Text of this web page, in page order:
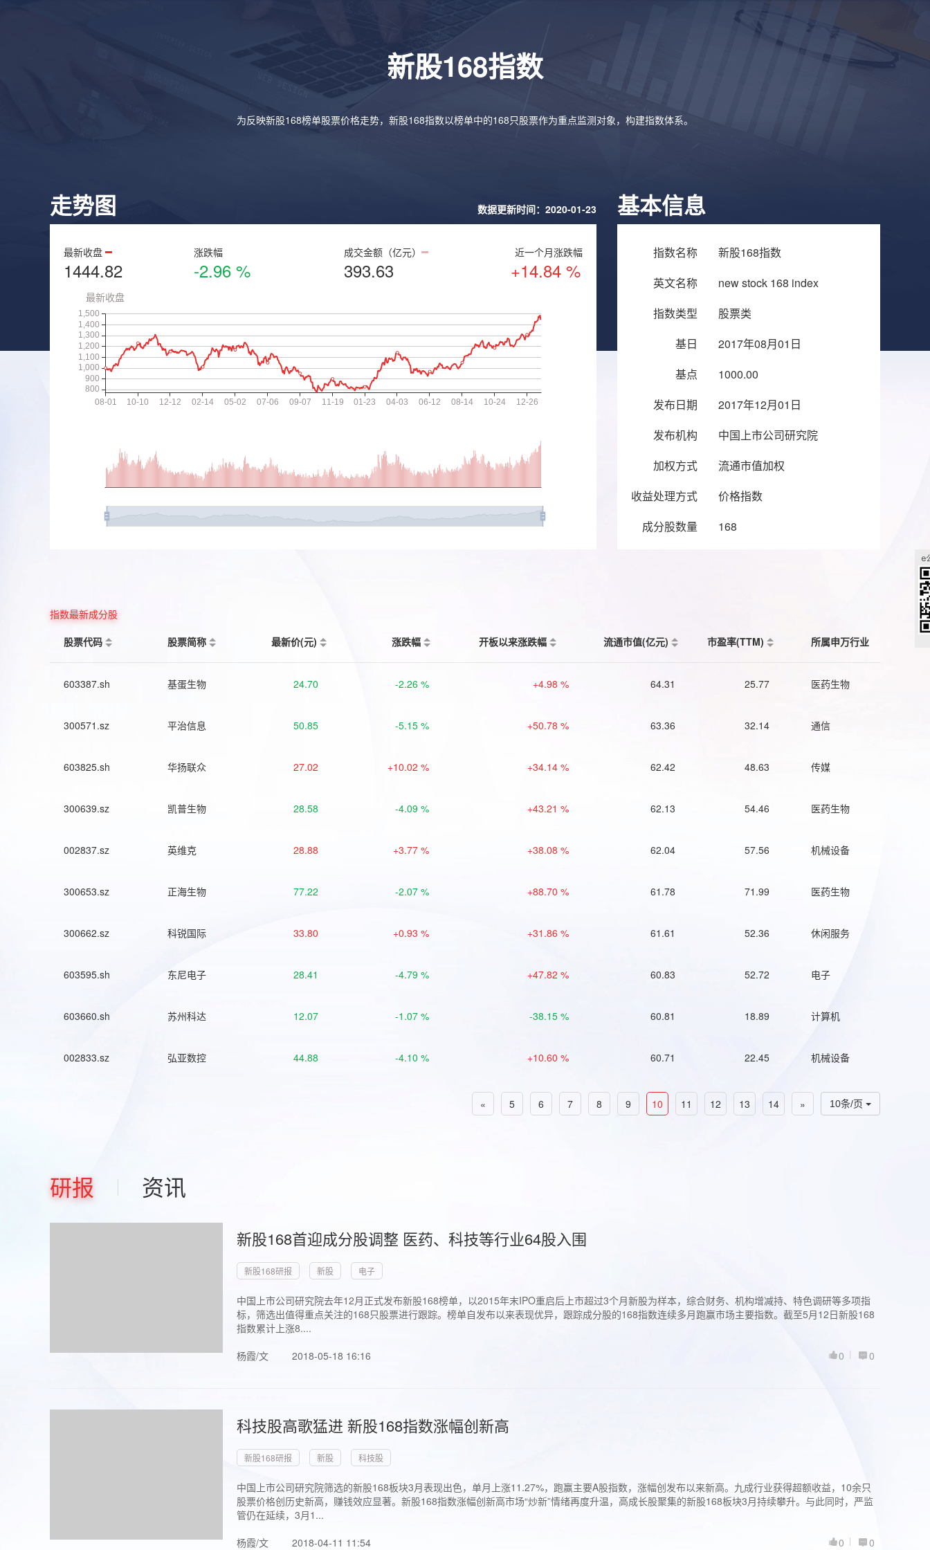
新股168指数
为反映新股168榜单股票价格走势，新股168指数以榜单中的168只股票作为重点监测对象，构建指数体系。
走势图 数据更新时间：2020-01-23
最新收盘
1444.82
涨跌幅
-2.96 %
成交金额（亿元）
393.63
近一个月涨跌幅
+14.84 %
基本信息
指数名称
新股168指数
英文名称
new stock 168 index
指数类型
股票类
基日
2017年08月01日
基点
1000.00
发布日期
2017年12月01日
发布机构
中国上市公司研究院
加权方式
流通市值加权
收益处理方式
价格指数
成分股数量
168
指数最新成分股
股票代码
股票简称 最新价(元) 涨跌幅 开板以来涨跌幅 流通市值(亿元) 市盈率(TTM) 所属申万行业
603387.sh 基蛋生物 24.70 -2.26 % +4.98 % 64.31 25.77 医药生物
300571.sz 平治信息 50.85 -5.15 % +50.78 % 63.36 32.14 通信
603825.sh 华扬联众 27.02 +10.02 % +34.14 % 62.42 48.63 传媒
300639.sz 凯普生物 28.58 -4.09 % +43.21 % 62.13 54.46 医药生物
002837.sz 英维克 28.88 +3.77 % +38.08 % 62.04 57.56 机械设备
300653.sz 正海生物 77.22 -2.07 % +88.70 % 61.78 71.99 医药生物
300662.sz 科锐国际 33.80 +0.93 % +31.86 % 61.61 52.36 休闲服务
603595.sh 东尼电子 28.41 -4.79 % +47.82 % 60.83 52.72 电子
603660.sh 苏州科达 12.07 -1.07 % -38.15 % 60.81 18.89 计算机
002833.sz 弘亚数控 44.88 -4.10 % +10.60 % 60.71 22.45 机械设备
10条/页
« 5 6 7 8 9 10 11 12 13 14 »
研报 资讯
新股168首迎成分股调整 医药、科技等行业64股入围
新股168研报 新股 电子
中国上市公司研究院去年12月正式发布新股168榜单，以2015年末IPO重启后上市超过3个月新股为样本，综合财务、机构增减持、特色调研等多项指
标，筛选出值得重点关注的168只股票进行跟踪。榜单自发布以来表现优异，跟踪成分股的168指数连续多月跑赢市场主要指数。截至5月12日新股168
指数累计上涨8....
杨霞/文
2018-05-18 16:16 0
0
科技股高歌猛进 新股168指数涨幅创新高
新股168研报 新股 科技股
中国上市公司研究院筛选的新股168板块3月表现出色，单月上涨11.27%，跑赢主要A股指数，涨幅创发布以来新高。九成行业获得超额收益，10余只
股票价格创历史新高，赚钱效应显著。新股168指数涨幅创新高市场“炒新”情绪再度升温，高成长股聚集的新股168板块3月持续攀升。与此同时，严监
管仍在延续，3月1...
杨霞/文
2018-04-11 11:54 0
0